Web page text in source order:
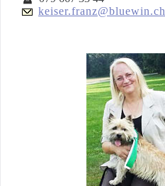
keiser.franz@bluewin.ch